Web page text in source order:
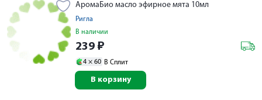
АромаБио масло эфирное мята 10мл
Ригла
В наличии
239 ₽
4 × 60 В Сплит
В корзину